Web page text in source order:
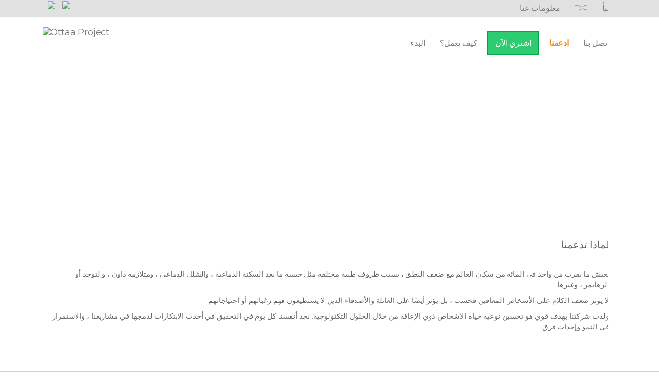
معلومات عنا ToC نبأ
البدء كيف يعمل؟ اشتري الآن ادعمنا اتصل بنا
لماذا تدعمنا
يعيش ما يقرب من واحد في المائة من سكان العالم مع ضعف النطق ، بسبب ظروف طبية مختلفة مثل حبسة ما بعد السكتة الدماغية ، والشلل الدماغي ، ومتلازمة داون ، والتوحد أو
الزهايمر ، وغيرها
لا يؤثر ضعف الكلام على الأشخاص المعاقين فحسب ، بل يؤثر أيضًا على العائلة والأصدقاء الذين لا يستطيعون فهم رغباتهم أو احتياجاتهم
ولدت شركتنا بهدف قوي هو تحسين نوعية حياة الأشخاص ذوي الإعاقة من خلال الحلول التكنولوجية. نجد أنفسنا كل يوم في التحقيق في أحدث الابتكارات لدمجها في مشاريعنا ، والاستمرار
في النمو وإحداث فرق